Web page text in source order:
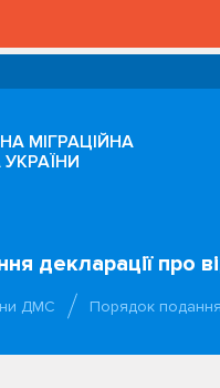
МІГРАЦІЙНА
декларації про
ДМС Порядок подання